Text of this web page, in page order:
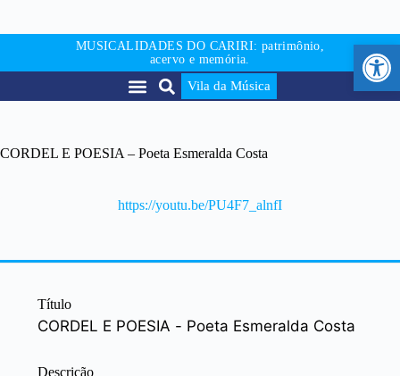
MUSICALIDADES DO CARIRI: patrimônio,
acervo e memória.
Vila da Música
CORDEL E POESIA – Poeta Esmeralda Costa
https://youtu.be/PU4F7_alnfI
Título
CORDEL E POESIA - Poeta Esmeralda Costa
Descrição